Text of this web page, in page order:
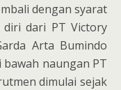
dengan syarat
dari PT Victory
Arta Bumindo
naungan PT
dimulai sejak